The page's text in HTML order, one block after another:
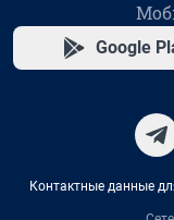
Google
Контактные данные